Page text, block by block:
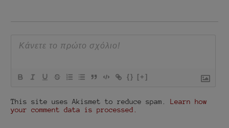
{} [+]
This site uses Akismet to reduce spam. Learn how
your comment data is processed.